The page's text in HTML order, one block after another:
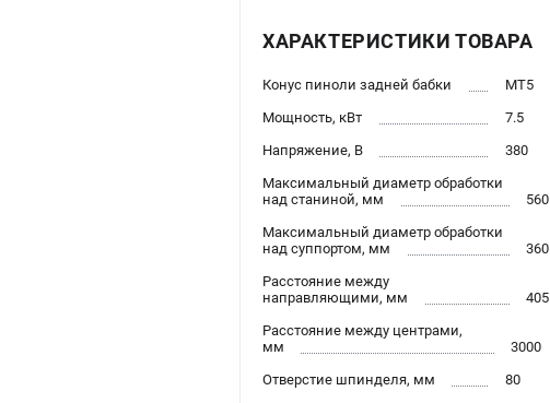
ХАРАКТЕРИСТИКИ ТОВАРА
Конус пиноли задней бабки
МТ5
Мощность, кВт
7.5
Напряжение, В
380
Максимальный диаметр обработки
над станиной, мм
560
Максимальный диаметр обработки
над суппортом, мм
360
Расстояние между
направляющими, мм
405
Расстояние между центрами,
мм
3000
Отверстие шпинделя, мм
80